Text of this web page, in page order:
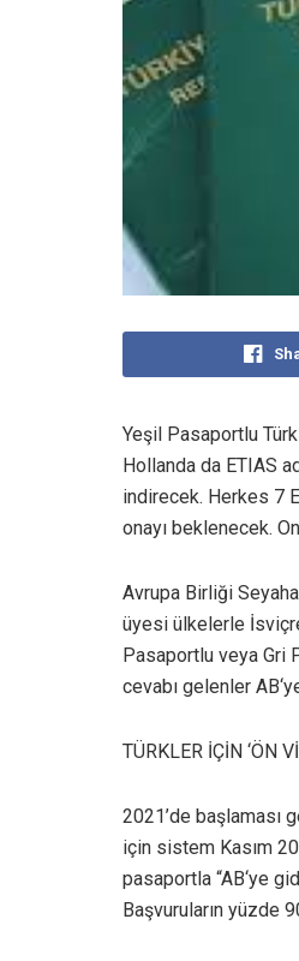
Yeşil Pasaportlu
Hollanda da ETIAS
indirecek. Herkes 7
onayı beklenecek.
Avrupa Birliği
üyesi ülkelerle
Pasaportlu veya Gri
cevabı gelenler
TÜRKLER İÇİN ‘ÖN
2021’de başlaması
için sistem Kasım
pasaportla “AB‘ye
Başvuruların yüzde